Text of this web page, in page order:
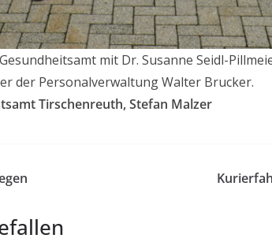
mit Dr. Susanne Seidl-
der Personalverwaltung Walter Brucker.
Tirschenreuth, Stefan Malzer